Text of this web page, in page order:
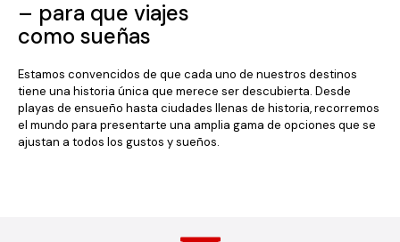
– para que viajes
como sueñas
Estamos convencidos de que cada uno de nuestros destinos
tiene una historia única que merece ser descubierta. Desde
playas de ensueño hasta ciudades llenas de historia, recorremos
el mundo para presentarte una amplia gama de opciones que se
ajustan a todos los gustos y sueños.